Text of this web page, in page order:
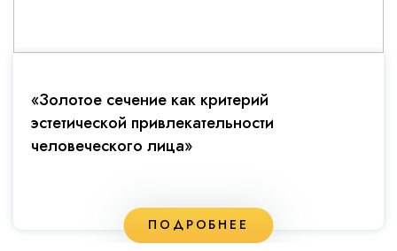
«Золотое сечение как критерий
эстетической привлекательности
человеческого лица»
ПОДРОБНЕЕ